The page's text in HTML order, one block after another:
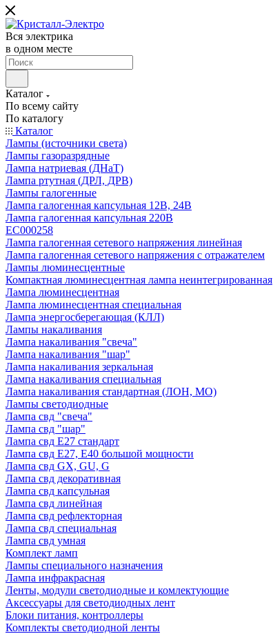
Вся электрика
в одном месте
Каталог
По всему сайту
По каталогу
Каталог
Лампы (источники света)
Лампы газоразрядные
Лампа натриевая (ДНаТ)
Лампа ртутная (ДРЛ, ДРВ)
Лампы галогенные
Лампа галогенная капсульная 12В, 24В
Лампа галогенная капсульная 220В
EC000258
Лампа галогенная сетевого напряжения линейная
Лампа галогенная сетевого напряжения с отражателем
Лампы люминесцентные
Компактная люминесцентная лампа неинтегрированная
Лампа люминесцентная
Лампа люминесцентная специальная
Лампа энергосберегающая (КЛЛ)
Лампы накаливания
Лампа накаливания "свеча"
Лампа накаливания "шар"
Лампа накаливания зеркальная
Лампа накаливания специальная
Лампа накаливания стандартная (ЛОН, МО)
Лампы светодиодные
Лампа свд "свеча"
Лампа свд "шар"
Лампа свд E27 стандарт
Лампа свд E27, Е40 большой мощности
Лампа свд GX, GU, G
Лампа свд декоративная
Лампа свд капсульная
Лампа свд линейная
Лампа свд рефлекторная
Лампа свд специальная
Лампа свд умная
Комплект ламп
Лампы специального назначения
Лампа инфракрасная
Ленты, модули светодиодные и комлектующие
Аксессуары для светодиодных лент
Блоки питания, контроллеры
Комплекты светодиодной ленты